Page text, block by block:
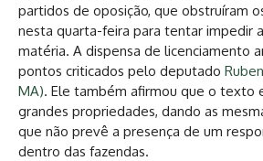
partidos de oposição, que obstruíram
nesta quarta-feira para tentar impedir
matéria. A dispensa de licenciamento
pontos criticados pelo deputado
MA). Ele também afirmou que o texto
grandes propriedades, dando as
que não prevê a presença de um
dentro das fazendas.